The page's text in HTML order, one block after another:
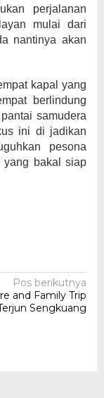
perjalanan
mulai dari
nantinya akan
kapal yang
berlindung
samudera
ini di jadikan
pesona
yang bakal siap
Pos berikutnya
and Family Trip
Sengkuang